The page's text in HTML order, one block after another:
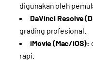
digunakan oleh
DaVinci Resolve
grading profesional.
iMovie (Mac/iOS):
rapi.